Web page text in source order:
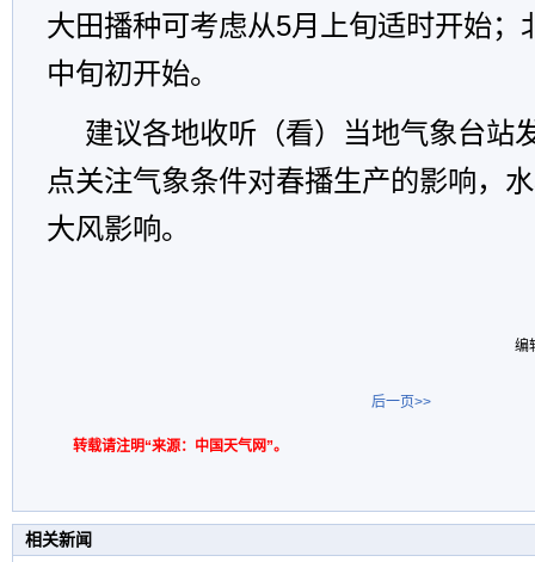
大田播种可考虑从5月上旬适时开始；
中旬初开始。
建议各地收听（看）当地气象台站
点关注气象条件对春播生产的影响，
大风影响。
编
后一页>>
转载请注明“来源：中国天气网”。
相关新闻